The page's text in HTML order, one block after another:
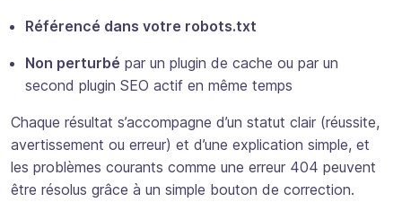
Référencé dans votre robots.txt
Non perturbé par un plugin de cache ou par un
second plugin SEO actif en même temps
Chaque résultat s’accompagne d’un statut clair (réussite,
avertissement ou erreur) et d’une explication simple, et
les problèmes courants comme une erreur 404 peuvent
être résolus grâce à un simple bouton de correction.